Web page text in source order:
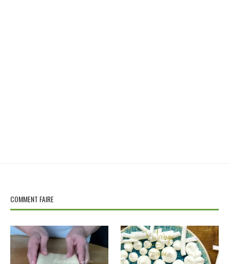
COMMENT FAIRE